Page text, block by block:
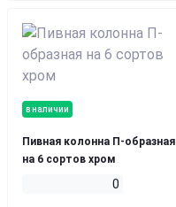
в наличии
Пивная колонна П-образная
на 6 сортов хром
0